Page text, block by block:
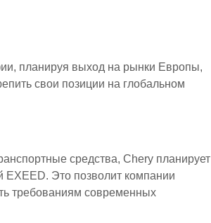
планируя выход на рынки Европы,
свои позиции на глобальном
средства, Chery планирует
EXEED. Это позволит компании
требованиям современных